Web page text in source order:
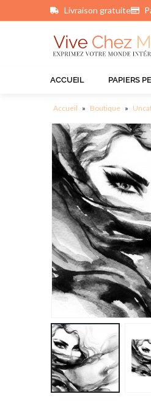
Livraison gratuite
ACCUEIL PAPIERS
Accueil » Boutique »